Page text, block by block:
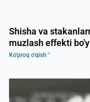
Shisha va
muzlash effekti
Ko'proq o'qish "